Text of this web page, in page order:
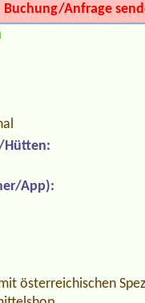
Buchung/Anfrage
Hütten:
App):
österreichischen